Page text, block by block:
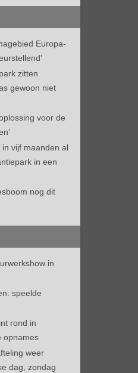
Europa-
zitten
gewoon niet
voor de
vijf maanden al
in een
nog dit
in
speelde
rond in
opnames
weer
dag, zondag